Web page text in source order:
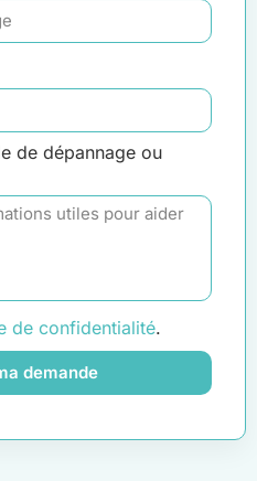
de dépannage ou
de confidentialité.
demande